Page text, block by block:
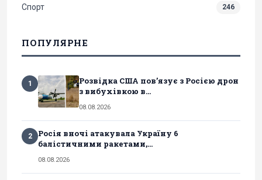
Спорт 246
ПОПУЛЯРНЕ
1
Розвідка США пов’язує з Росією дрон
з вибухівкою в...
08.08.2026
2
Росія вночі атакувала Україну 6
балістичними ракетами,...
08.08.2026